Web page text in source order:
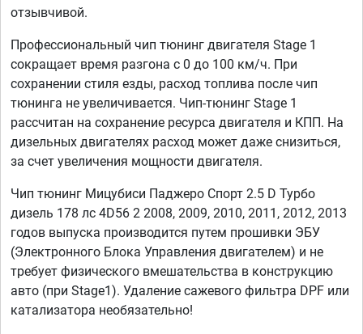
отзывчивой.
Профессиональный чип тюнинг двигателя Stage 1
сокращает время разгона с 0 до 100 км/ч. При
сохранении стиля езды, расход топлива после чип
тюнинга не увеличивается. Чип-тюнинг Stage 1
рассчитан на сохранение ресурса двигателя и КПП. На
дизельных двигателях расход может даже снизиться,
за счет увеличения мощности двигателя.
Чип тюнинг Мицубиси Паджеро Спорт 2.5 D Турбо
дизель 178 лс 4D56 2 2008, 2009, 2010, 2011, 2012, 2013
годов выпуска производится путем прошивки ЭБУ
(Электронного Блока Управления двигателем) и не
требует физического вмешательства в конструкцию
авто (при Stage1). Удаление сажевого фильтра DPF или
катализатора необязательно!